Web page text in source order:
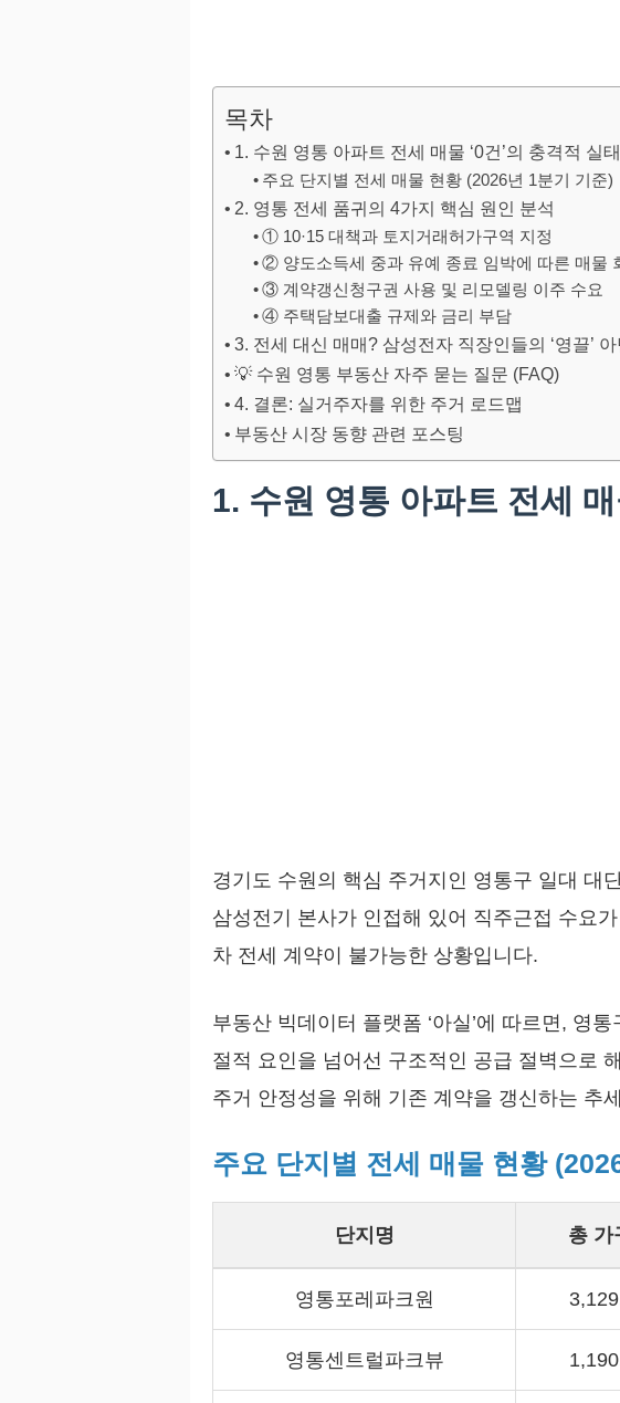
목차
1. 수원 영통 아파트 전세 매물 ‘0건’의 충격적 실태
주요 단지별 전세 매물 현황 (2026년 1분기 기준)
2. 영통 전세 품귀의 4가지 핵심 원인 분석
① 10·15 대책과 토지거래허가구역 지정
② 양도소득세 중과 유예 종료 임박에 따른 매물
③ 계약갱신청구권 사용 및 리모델링 이주 수요
④ 주택담보대출 규제와 금리 부담
3. 전세 대신 매매? 삼성전자 직장인들의 ‘영끌’ 아
💡 수원 영통 부동산 자주 묻는 질문 (FAQ)
4. 결론: 실거주자를 위한 주거 로드맵
부동산 시장 동향 관련 포스팅
1. 수원 영통 아파트 전세 매
경기도 수원의 핵심 주거지인 영통구 일대 대
삼성전기 본사가 인접해 있어 직주근접 수요
차 전세 계약이 불가능한 상황입니다.
부동산 빅데이터 플랫폼 ‘아실’에 따르면, 영
절적 요인을 넘어선 구조적인 공급 절벽으로
주거 안정성을 위해 기존 계약을 갱신하는 추
주요 단지별 전세 매물 현황
단지명 총 가
영통포레파크원
영통센트럴파크뷰